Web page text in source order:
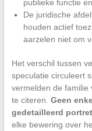
publieke functie
De juridische
houden actief
aarzelen niet om
Het verschil tussen
speculatie circuleert
vermelden de familie
te citeren. Geen
gedetailleerd
elke bewering over